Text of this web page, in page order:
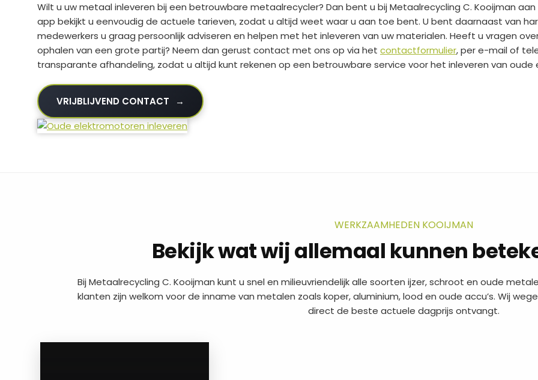
Wilt u uw metaal inleveren bij een betrouwbare metaalrecycler? Dan bent u bij Metaalrecycling C. Kooijman
app bekijkt u eenvoudig de actuele tarieven, zodat u altijd weet waar u aan toe bent. U bent daarnaast van
medewerkers u graag persoonlijk adviseren en helpen met het inleveren van uw materialen. Heeft u vragen
ophalen van een grote partij? Neem dan gerust contact met ons op via het contactformulier, per e-mail of
transparante afhandeling, zodat u altijd kunt rekenen op een betrouwbare service voor het inleveren van oude
VRIJBLIJVEND CONTACT
WERKZAAMHEDEN KOOIJMAN
Bekijk wat wij allemaal kunnen
Bij Metaalrecycling C. Kooijman kunt u snel en milieuvriendelijk alle soorten ijzer, schroot en oude
klanten zijn welkom voor de inname van metalen zoals koper, aluminium, lood en oude accu’s. Wij
direct de beste actuele dagprijs ontvangt.